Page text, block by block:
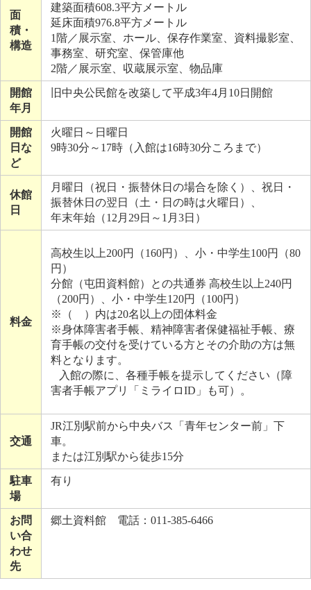
面
積・
構造
建築面積608.3平方メートル
延床面積976.8平方メートル
1階／展示室、ホール、保存作業室、資料撮影室、
事務室、研究室、保管庫他
2階／展示室、収蔵展示室、物品庫
開館
年月
旧中央公民館を改築して平成3年4月10日開館
開館
日な
ど
火曜日～日曜日
9時30分～17時（入館は16時30分ころまで）
休館
日
月曜日（祝日・振替休日の場合を除く）、祝日・
振替休日の翌日（土・日の時は火曜日）、
年末年始（12月29日～1月3日）
料金
高校生以上200円（160円）、小・中学生100円（80
円）
分館（屯田資料館）との共通券 高校生以上240円
（200円）、小・中学生120円（100円）
※（ ）内は20名以上の団体料金
※身体障害者手帳、精神障害者保健福祉手帳、療
育手帳の交付を受けている方とその介助の方は無
料となります。
入館の際に、各種手帳を提示してください（障
害者手帳アプリ「ミライロID」も可）。
交通
JR江別駅前から中央バス「青年センター前」下
車。
または江別駅から徒歩15分
駐車
場
有り
お問
い合
わせ
先
郷土資料館 電話：011-385-6466